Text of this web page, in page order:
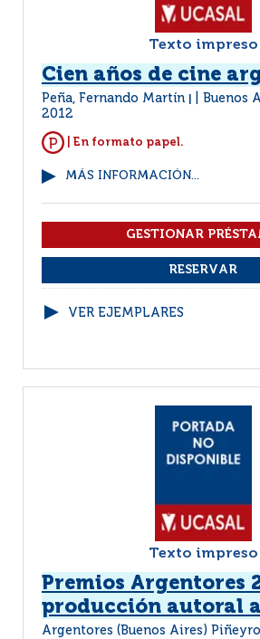
Texto impreso
Cien años de cine
Peña, Fernando Martín Buenos
2012
| En formato papel.
MÁS INFORMACIÓN...
VER EJEMPLARES
Texto impreso
Premios Argentores
producción autoral
Argentores (Buenos Aires)